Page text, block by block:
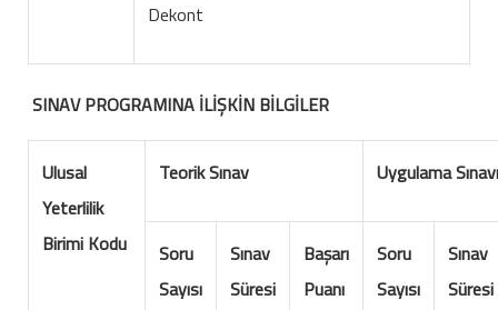
Dekont
SINAV PROGRAMINA İLİŞKİN BİLGİLER
Ulusal
Yeterlilik
Birimi Kodu
Teorik Sınav Uygulama Sınavı
Soru
Sayısı
Sınav
Süresi
Başarı
Puanı
Soru
Sayısı
Sınav
Süresi